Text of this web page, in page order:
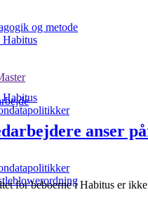
Habitus
og metode
Habitus
anser
for beboerne i Habitus er